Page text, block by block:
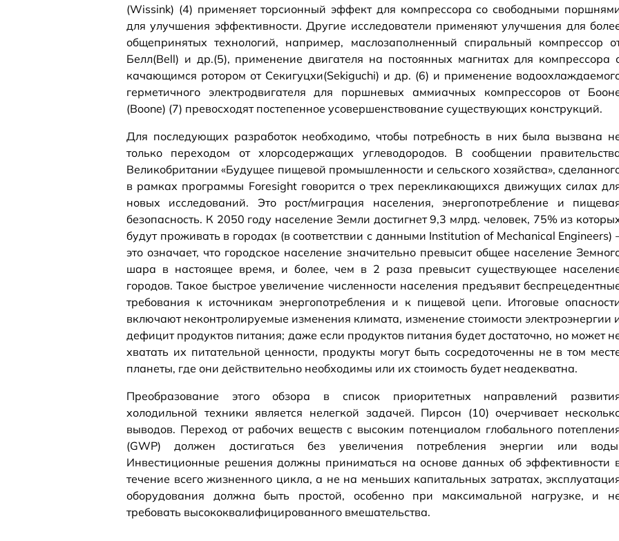
(Wissink) (4) применяет торсионный эффект для компрессора со свободными
для улучшения эффективности. Другие исследователи применяют улучшения для
общепринятых технологий, например, маслозаполненный спиральный компрессор
Белл(Bell) и др.(5), применение двигателя на постоянных магнитах для компрессора
качающимся ротором от Секигуцхи(Sekiguchi) и др. (6) и применение
герметичного электродвигателя для поршневых аммиачных компрессоров от
(Boone) (7) превосходят постепенное усовершенствование существующих конструкций.
Для последующих разработок необходимо, чтобы потребность в них была вызвана
только переходом от хлорсодержащих углеводородов. В сообщении
Великобритании «Будущее пищевой промышленности и сельского хозяйства»,
в рамках программы Foresight говорится о трех перекликающихся движущих силах
новых исследований. Это рост/миграция населения, энергопотребление и
безопасность. К 2050 году население Земли достигнет 9,3 млрд. человек, 75% из
будут проживать в городах (в соответствии с данными Institution of Mechanical Engineers)
это означает, что городское население значительно превысит общее население
шара в настоящее время, и более, чем в 2 раза превысит существующее
городов. Такое быстрое увеличение численности населения предъявит
требования к источникам энергопотребления и к пищевой цепи. Итоговые
включают неконтролируемые изменения климата, изменение стоимости электроэнергии
дефицит продуктов питания; даже если продуктов питания будет достаточно, но может
хватать их питательной ценности, продукты могут быть сосредоточенны не в том
планеты, где они действительно необходимы или их стоимость будет неадекватна.
Преобразование этого обзора в список приоритетных направлений
холодильной техники является нелегкой задачей. Пирсон (10) очерчивает
выводов. Переход от рабочих веществ с высоким потенциалом глобального
(GWP) должен достигаться без увеличения потребления энергии или
Инвестиционные решения должны приниматься на основе данных об эффективности
течение всего жизненного цикла, а не на меньших капитальных затратах,
оборудования должна быть простой, особенно при максимальной нагрузке, и
требовать высококвалифицированного вмешательства.